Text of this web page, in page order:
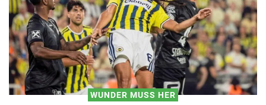
WUNDER MUSS HER